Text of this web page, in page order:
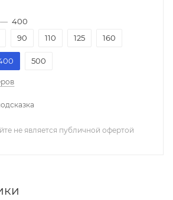
— 400
90 110 125 160
500
не является публичной офертой